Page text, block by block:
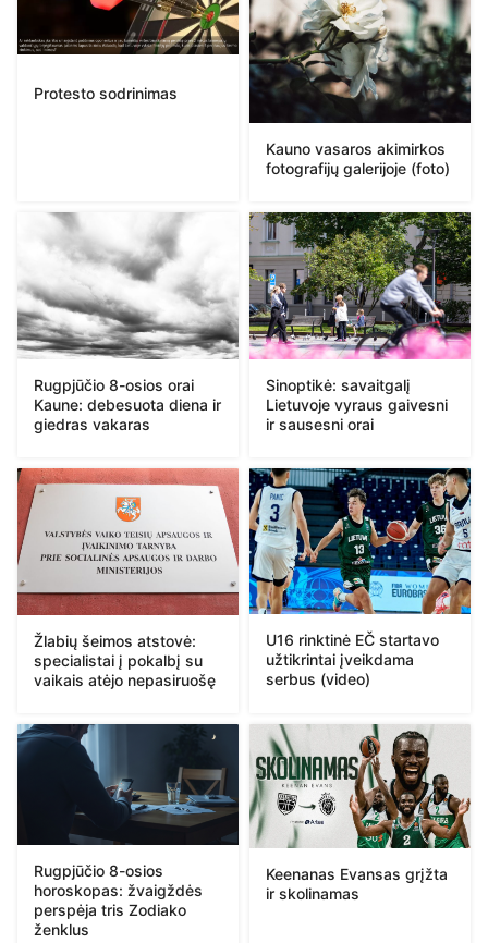
Protesto sodrinimas
Kauno vasaros akimirkos
fotografijų galerijoje (foto)
Rugpjūčio 8-osios orai
Kaune: debesuota diena ir
giedras vakaras
Sinoptikė: savaitgalį
Lietuvoje vyraus gaivesni
ir sausesni orai
Žlabių šeimos atstovė:
specialistai į pokalbį su
vaikais atėjo nepasiruošę
U16 rinktinė EČ startavo
užtikrintai įveikdama
serbus (video)
Rugpjūčio 8-osios
horoskopas: žvaigždės
perspėja tris Zodiako
ženklus
Keenanas Evansas grįžta
ir skolinamas